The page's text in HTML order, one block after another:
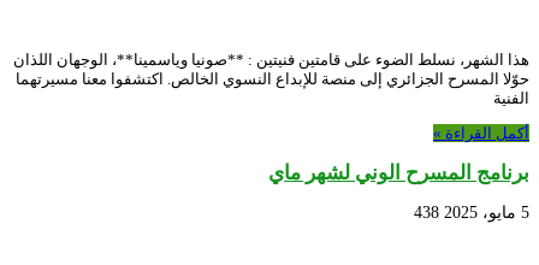
هذا الشهر، نسلط الضوء على قامتين فنيتين : **صونيا وياسمينا**، الوجهان اللذان
حوّلا المسرح الجزائري إلى منصة للإبداع النسوي الخالص. اكتشفوا معنا مسيرتهما
الفنية
أكمل القراءة »
برنامج المسرح الوني لشهر ماي
5 مايو، 2025 438